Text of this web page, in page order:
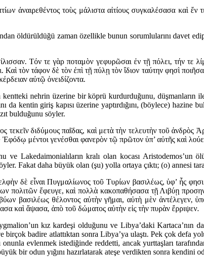
ἀναιρεθέντος τοὺς μάλιστα αἰτίους συγκαλέσασα καὶ ἔν
öldürüldüğü zaman özellikle bunun sorumlularını davet
Τόν τε γὰρ ποταμὸν γεφυρῶσαι ἐν τῇ πόλει, τήν τε
τὸν τάφον δὲ τὸν ἐπὶ τῇ πύλῃ τὸν ἴδιον ταύτην φησὶ
αὐτῷ ὀνειδίζοντα.
nehrin üzerine bir köprü kurdurduğunu, düşmanların
kentin giriş kapısı üzerine yaptırdığını, (böylece) hazine
bulduğunu söyler.
διδύμους παῖδας, καὶ μετὰ τὴν τελευτὴν τοῦ ἀνδρὸς
μέντοι γενέσθαι φανερὸν τῷ πρῶτον ὑπ’ αὐτῆς καὶ
Lakedaimonialıların kralı olan kocası Aristodemos’un
Fakat daha büyük olan (şu) yolla ortaya çıktı; (o) annesi
δὲ εἶναι Πυγμαλίωνος τοῦ Τυρίων βασιλέως, ὑφ’ ἧς
πολιτῶν ἔφευγε, καὶ πολλὰ κακοπαθήσασα τῇ Λιβύῃ
βασιλέως θέλοντος αὐτὴν γῆμαι, αὐτὴ μὲν ἀντέλεγεν,
καὶ ἅψασα, ἀπὸ τοῦ δώματος αὑτὴν εἰς τὴν πυρὰν ἔρριψεν.
kız kardeşi olduğunu ve Libya’daki Kartaca’nın
badire atlattıktan sonra Libya’ya ulaştı. Pek çok defa
evlenmek istediğinde reddetti, ancak yurttaşları
bir odun yığını hazırlatarak ateşe verdikten sonra kendini